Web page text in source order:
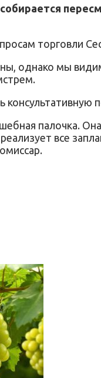
торговли
однако мы
палочка.
все